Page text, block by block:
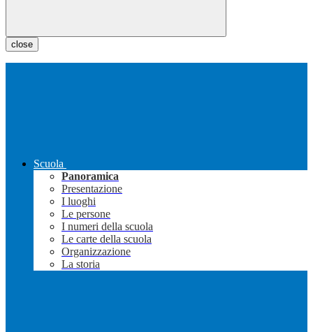
close
Scuola
Panoramica
Presentazione
I luoghi
Le persone
I numeri della scuola
Le carte della scuola
Organizzazione
La storia